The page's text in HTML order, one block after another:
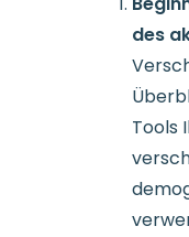
des
Tools